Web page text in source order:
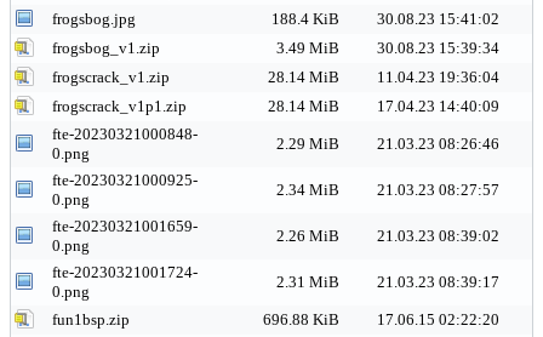
frogsbog.jpg
188.4 KiB
30.08.23 15:41:02
frogsbog_v1.zip
3.49 MiB
30.08.23 15:39:34
frogscrack_v1.zip
28.14 MiB
11.04.23 19:36:04
frogscrack_v1p1.zip
28.14 MiB
17.04.23 14:40:09
fte-20230321000848-
0.png
2.29 MiB
21.03.23 08:26:46
fte-20230321000925-
0.png
2.34 MiB
21.03.23 08:27:57
fte-20230321001659-
0.png
2.26 MiB
21.03.23 08:39:02
fte-20230321001724-
0.png
2.31 MiB 21.03.23 08:39:17
fun1bsp.zip 696.88 KiB
17.06.15 02:22:20